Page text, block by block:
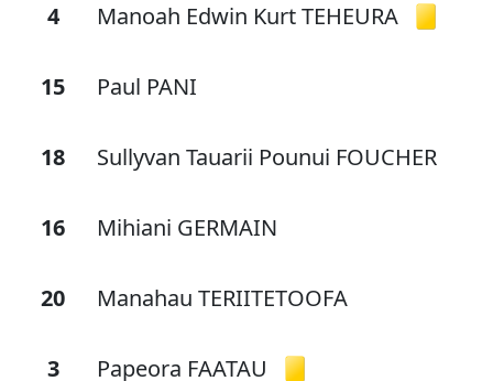
4 Manoah Edwin Kurt TEHEURA
15 Paul PANI
18 Sullyvan Tauarii Pounui FOUCHER
16 Mihiani GERMAIN
20 Manahau TERIITETOOFA
3 Papeora FAATAU